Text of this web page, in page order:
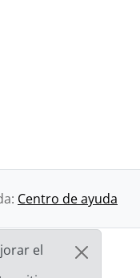
Centro de ayuda
el